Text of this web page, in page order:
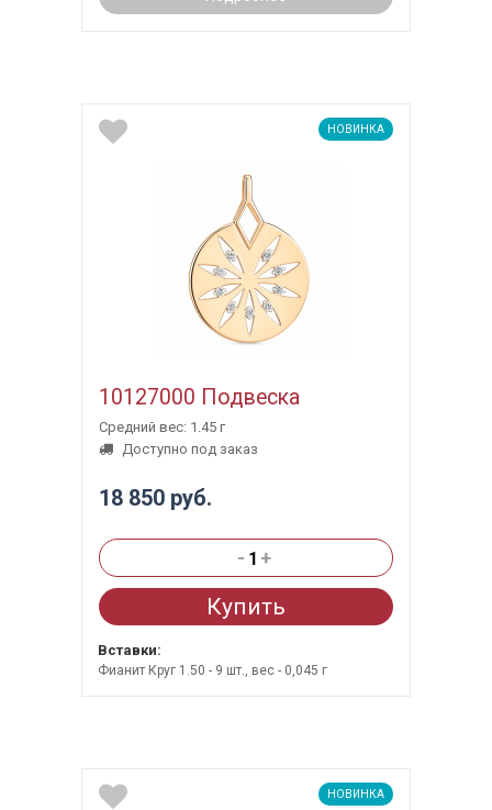
НОВИНКА
10127000 Подвеска
Средний вес: 1.45 г
Доступно под заказ
18 850 руб.
- +
Купить
Вставки:
Фианит Круг 1.50 - 9 шт., вес - 0,045 г
НОВИНКА